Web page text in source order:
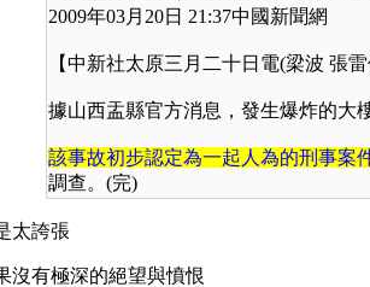
2009年03月20日 21:37中國新聞網
【中新社太原三月二十日電(梁波 張
據山西盂縣官方消息，發生爆炸的大
該事故初步認定為一起人為的刑事案
調查。 (完)
太誇張
沒有極深的絕望與憤恨